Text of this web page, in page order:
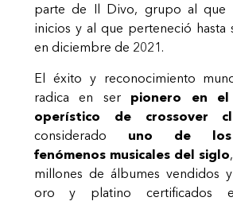
parte de Il Divo, grupo al que
inicios y al que perteneció hasta
en diciembre de 2021.
El éxito y reconocimiento
radica en ser pionero en
operístico de crossover
considerado uno de los
fenómenos musicales del siglo
millones de álbumes vendidos
oro y platino certificados